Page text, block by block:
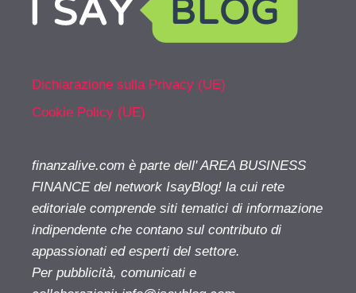
Dichiarazione sulla Privacy (UE)
Cookie Policy (UE)
finanzalive.com è parte dell' AREA BUSINESS
FINANCE del network IsayBlog! la cui rete
editoriale comprende siti tematici di informazione
indipendente che contano sul contributo di
appassionati ed esperti del settore.
Per pubblicità, comunicati e